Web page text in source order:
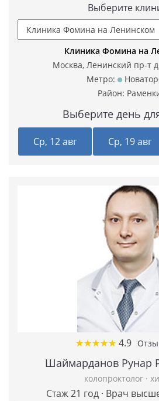
Выберите
Клиника Фомина на
Москва, Ленинский пр-т
Метро:
Район:
Выберите день
Ср, 12 авг Ср, 19 авг
★★★★★
★★★★★ 4.9
Шаймарданов Рунар
колопроктолог ·
Стаж 21 год · Врач